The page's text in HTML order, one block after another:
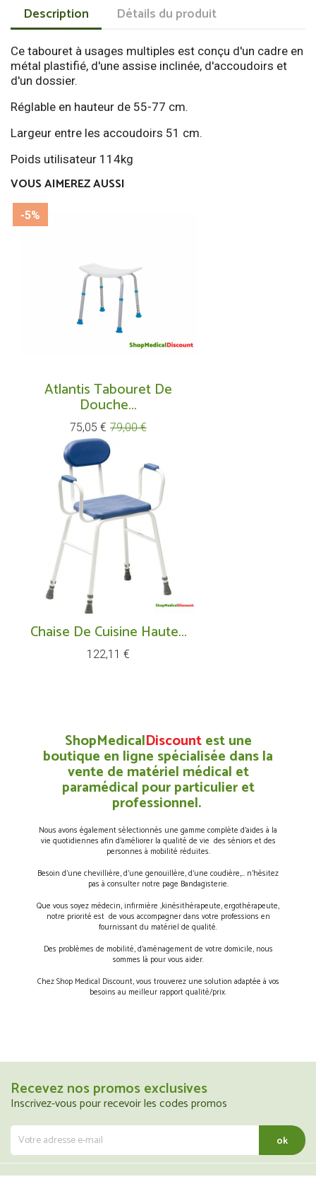
Description Détails du produit
Ce tabouret à usages multiples est conçu d'un cadre en
métal plastifié, d'une assise inclinée, d'accoudoirs et
d'un dossier.
Réglable en hauteur de 55-77 cm.
Largeur entre les accoudoirs 51 cm.
Poids utilisateur 114kg
VOUS AIMEREZ AUSSI
Atlantis Tabouret De
Douche...
Prix
75,05 € Prix
base
79,00 €
-5%
Chaise De Cuisine Haute...
Prix
122,11 €
ShopMedicalDiscountest une
boutique en ligne spécialisée dans la
vente de matériel médical et
paramédical pour particulier et
professionnel.
Nous avons également sélectionnés une gamme complète d’aides à la
vie quotidiennes afin d’améliorer la qualité de vie des séniors et des
personnes à mobilité réduites.
Besoin d’une chevillière, d’une genouillère, d’une coudière,… n’hésitez
pas à consulter notre page Bandagisterie.
Que vous soyez médecin, infirmière ,kinésithérapeute, ergothérapeute,
notre priorité est de vous accompagner dans votre professions en
fournissant du matériel de qualité.
Des problèmes de mobilité, d’aménagement de votre domicile, nous
sommes là pour vous aider.
Chez Shop Medical Discount, vous trouverez une solution adaptée à vos
besoins au meilleur rapport qualité/prix.
Recevez nos promos exclusives
Inscrivez-vous pour recevoir les codes promos